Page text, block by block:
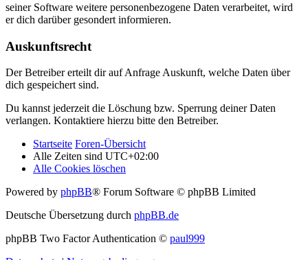
seiner Software weitere personenbezogene Daten verarbeitet, wird
er dich darüber gesondert informieren.
Auskunftsrecht
Der Betreiber erteilt dir auf Anfrage Auskunft, welche Daten über
dich gespeichert sind.
Du kannst jederzeit die Löschung bzw. Sperrung deiner Daten
verlangen. Kontaktiere hierzu bitte den Betreiber.
Startseite Foren-Übersicht
Alle Zeiten sind UTC+02:00
Alle Cookies löschen
Powered by phpBB® Forum Software © phpBB Limited
Deutsche Übersetzung durch phpBB.de
phpBB Two Factor Authentication © paul999